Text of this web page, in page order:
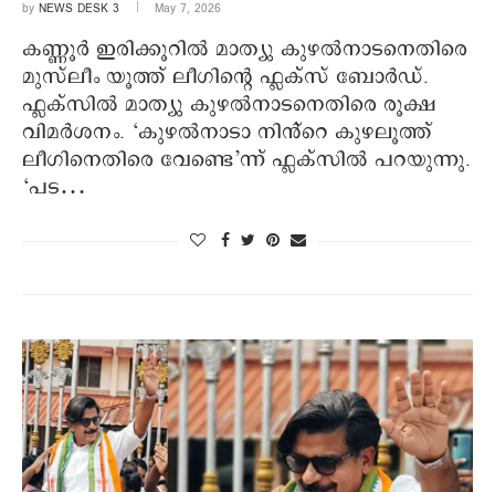
by NEWS DESK 3 May 7, 2026
കണ്ണൂർ ഇരിക്കൂറിൽ മാത്യു കുഴൽനാടനെതിരെ
മുസ്‍ലീം യൂത്ത് ലീഗിന്റെ ഫ്ലക്സ് ബോർഡ്.
ഫ്ലക്സിൽ മാത്യു കുഴൽനാടനെതിരെ രൂക്ഷ
വിമർശനം. ‘കുഴൽനാടാ നിൻ്റെ കുഴലൂത്ത്
ലീഗിനെതിരെ വേണ്ടെ’ന്ന് ഫ്ലക്സിൽ പറയുന്നു.
‘പട…